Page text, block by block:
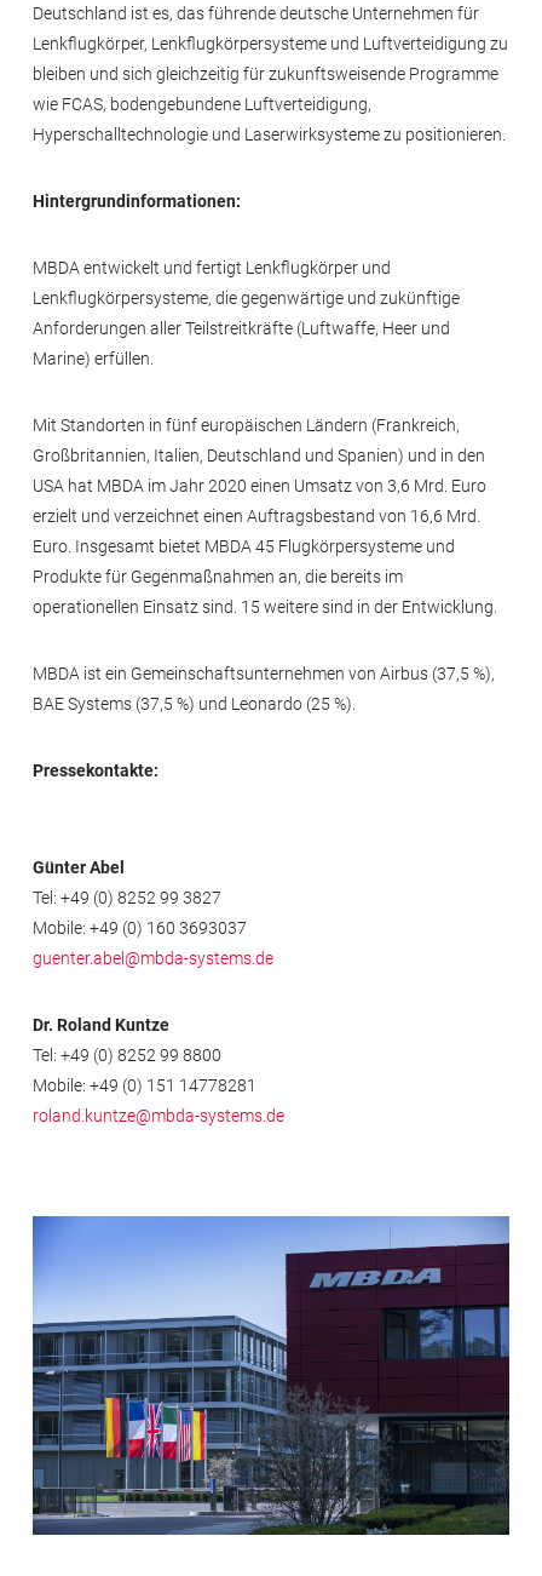
Deutschland ist es, das führende deutsche Unternehmen für
Lenkflugkörper, Lenkflugkörpersysteme und Luftverteidigung zu
bleiben und sich gleichzeitig für zukunftsweisende Programme
wie FCAS, bodengebundene Luftverteidigung,
Hyperschalltechnologie und Laserwirksysteme zu positionieren.
Hintergrundinformationen:
MBDA entwickelt und fertigt Lenkflugkörper und
Lenkflugkörpersysteme, die gegenwärtige und zukünftige
Anforderungen aller Teilstreitkräfte (Luftwaffe, Heer und
Marine) erfüllen.
Mit Standorten in fünf europäischen Ländern (Frankreich,
Großbritannien, Italien, Deutschland und Spanien) und in den
USA hat MBDA im Jahr 2020 einen Umsatz von 3,6 Mrd. Euro
erzielt und verzeichnet einen Auftragsbestand von 16,6 Mrd.
Euro. Insgesamt bietet MBDA 45 Flugkörpersysteme und
Produkte für Gegenmaßnahmen an, die bereits im
operationellen Einsatz sind. 15 weitere sind in der Entwicklung.
MBDA ist ein Gemeinschaftsunternehmen von Airbus (37,5 %),
BAE Systems (37,5 %) und Leonardo (25 %).
Pressekontakte:
Günter Abel
Tel: +49 (0) 8252 99 3827
Mobile: +49 (0) 160 3693037
guenter.abel@mbda-systems.de
Dr. Roland Kuntze
Tel: +49 (0) 8252 99 8800
Mobile: +49 (0) 151 14778281
roland.kuntze@mbda-systems.de